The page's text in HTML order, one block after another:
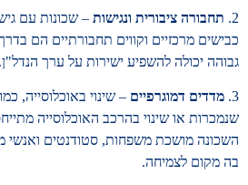
2. תחבורה ציבורית ונגישות – שכונות עם
כבישים מרכזיים וקווים תחבורתיים הם
גבוהה יכולה להשפיע ישירות על ערך הנדל"ן.
3. מדדים דמוגרפיים – שינוי באוכלוסייה,
שנמכרות או שינוי בהרכב האוכלוסייה
השכונה מושכת משפחות, סטודנטים ואנשי
בה מקום לצמיחה.